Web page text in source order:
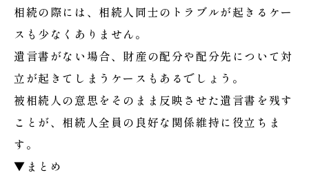
相続の際には、相続人同士のトラブルが起きるケー
スも少なくありません。
遺言書がない場合、財産の配分や配分先について対
立が起きてしまうケースもあるでしょう。
被相続人の意思をそのまま反映させた遺言書を残す
ことが、相続人全員の良好な関係維持に役立ちま
す。
▼まとめ